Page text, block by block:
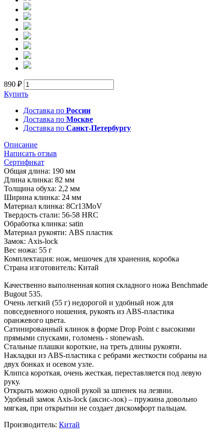
890 ₽
Купить
Доставка по России
Доставка по Москве
Доставка по Санкт-Петербургу
Описание
Написать отзыв
Сертификат
Общая длина: 190 мм
Длина клинка: 82 мм
Толщина обуха: 2,2 мм
Ширина клинка: 24 мм
Материал клинка: 8Cr13MoV
Твердость стали: 56-58 HRC
Обработка клинка: satin
Материал рукояти: ABS пластик
Замок: Axis-lock
Вес ножа: 55 г
Комплектация: нож, мешочек для хранения, коробка
Страна изготовитель: Китай
Качественно выполненная копия складного ножа Benchmade
Bugout 535.
Очень легкий (55 г) недорогой и удобный нож для
повседневного ношения, рукоять из ABS-пластика
оранжевого цвета.
Сатинированный клинок в форме Drop Point с высокими
прямыми спусками, голомень - stonewash.
Стальные плашки короткие, на треть длины рукояти.
Накладки из ABS-пластика с ребрами жесткости собраны на
двух бонках и осевом узле.
Клипса короткая, очень жесткая, переставляется под левую
руку.
Открыть можно одной рукой за шпенек на лезвии.
Удобный замок Axis-lock (аксис-лок) – пружина довольно
мягкая, при открытии не создает дискомфорт пальцам.
Производитель: Китай